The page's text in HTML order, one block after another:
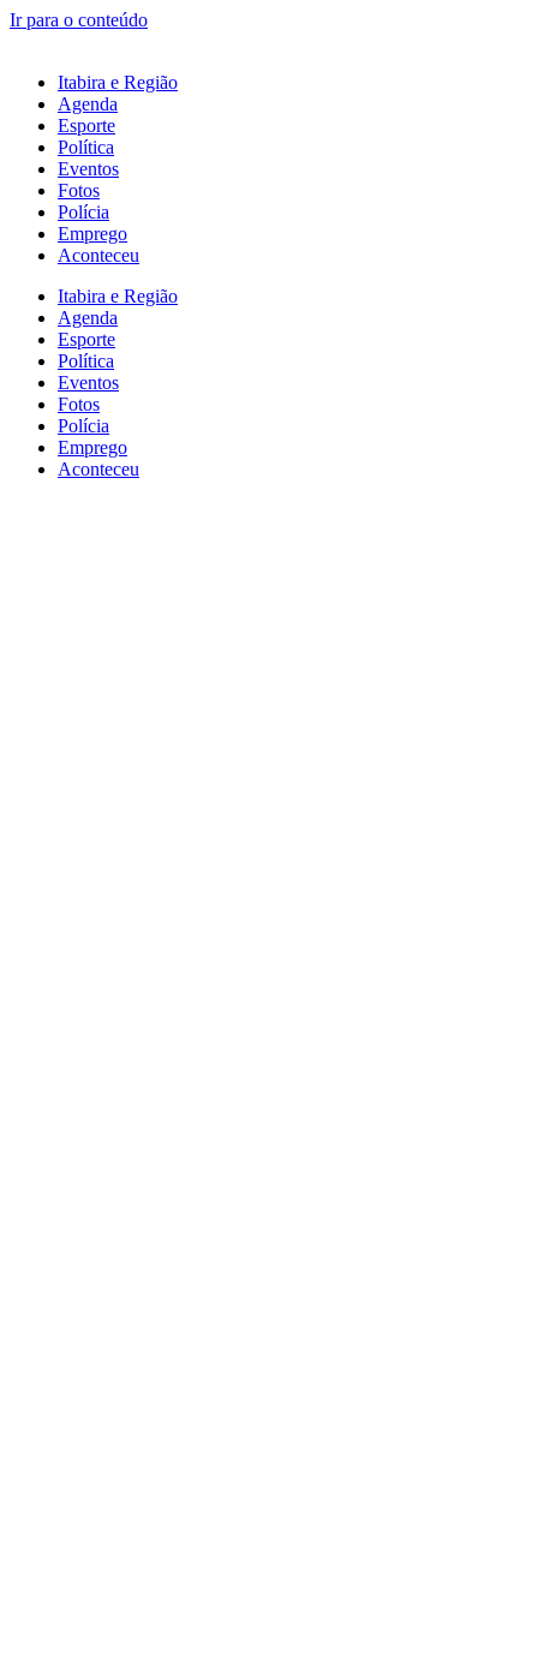
Ir para o conteúdo
Itabira e Região
Agenda
Esporte
Política
Eventos
Fotos
Polícia
Emprego
Aconteceu
Itabira e Região
Agenda
Esporte
Política
Eventos
Fotos
Polícia
Emprego
Aconteceu